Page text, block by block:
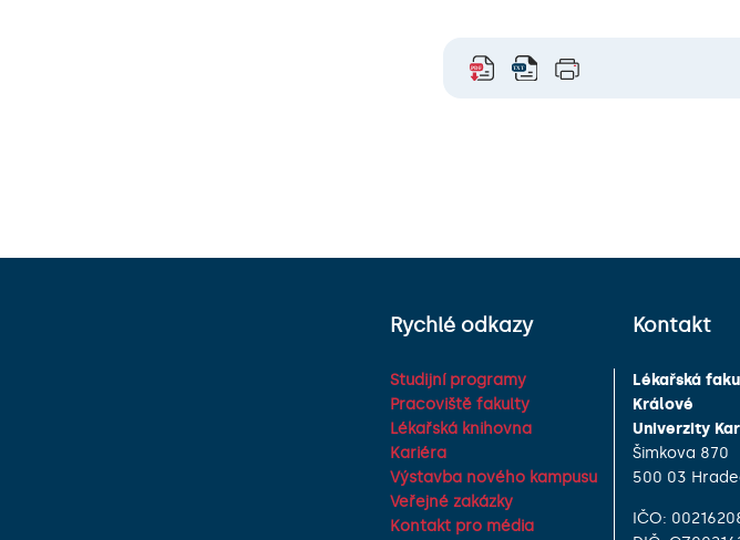
Rychlé odkazy
Studijní programy
Pracoviště fakulty
Lékařská knihovna
Kariéra
Výstavba nového kampusu
Veřejné zakázky
Kontakt pro média
Kontakt
Lékařská
Králové
Univerzity
Šimkova 870
500 03
IČO: